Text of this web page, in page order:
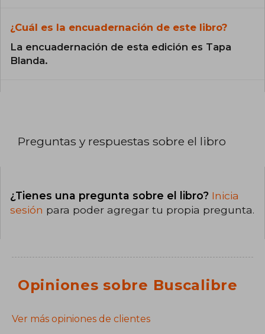
¿Cuál es la encuadernación de este libro?
La encuadernación de esta edición es Tapa
Blanda.
Preguntas y respuestas sobre el libro
¿Tienes una pregunta sobre el libro? Inicia
sesión para poder agregar tu propia pregunta.
Opiniones sobre Buscalibre
Ver más opiniones de clientes